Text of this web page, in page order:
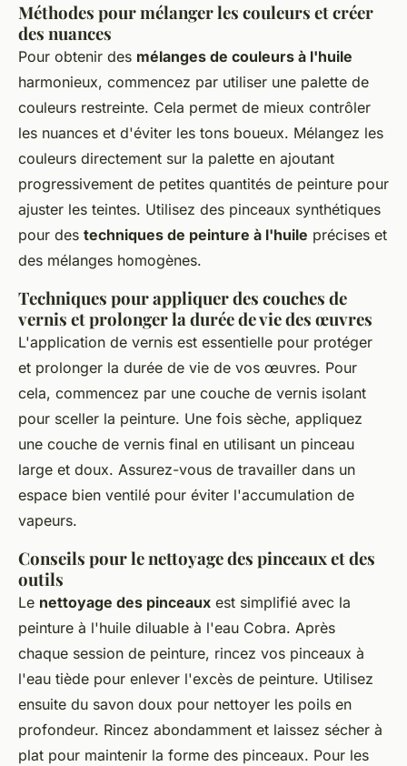
Méthodes pour mélanger les couleurs et créer
des nuances
Pour obtenir des mélanges de couleurs à l'huile
harmonieux, commencez par utiliser une palette de
couleurs restreinte. Cela permet de mieux contrôler
les nuances et d'éviter les tons boueux. Mélangez les
couleurs directement sur la palette en ajoutant
progressivement de petites quantités de peinture pour
ajuster les teintes. Utilisez des pinceaux synthétiques
pour des techniques de peinture à l'huile précises et
des mélanges homogènes.
Techniques pour appliquer des couches de
vernis et prolonger la durée de vie des œuvres
L'application de vernis est essentielle pour protéger
et prolonger la durée de vie de vos œuvres. Pour
cela, commencez par une couche de vernis isolant
pour sceller la peinture. Une fois sèche, appliquez
une couche de vernis final en utilisant un pinceau
large et doux. Assurez-vous de travailler dans un
espace bien ventilé pour éviter l'accumulation de
vapeurs.
Conseils pour le nettoyage des pinceaux et des
outils
Le nettoyage des pinceaux est simplifié avec la
peinture à l'huile diluable à l'eau Cobra. Après
chaque session de peinture, rincez vos pinceaux à
l'eau tiède pour enlever l'excès de peinture. Utilisez
ensuite du savon doux pour nettoyer les poils en
profondeur. Rincez abondamment et laissez sécher à
plat pour maintenir la forme des pinceaux. Pour les